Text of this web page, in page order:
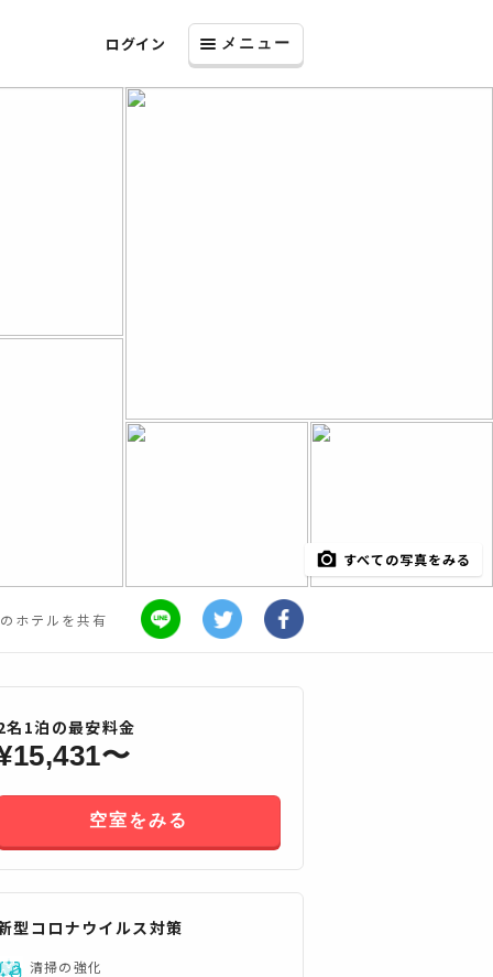
ログイン メニュー
すべての写真をみる
ホテルを共有
名 1泊の最安料金
15,431〜
空室をみる
型コロナウイルス対策
清掃の強化